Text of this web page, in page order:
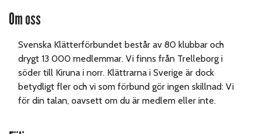
Om oss
Svenska Klätterförbundet består av 80 klubbar och
drygt 13 000 medlemmar. Vi finns från Trelleborg i
söder till Kiruna i norr. Klättrarna i Sverige är dock
betydligt fler och vi som förbund gör ingen skillnad: Vi
för din talan, oavsett om du är medlem eller inte.